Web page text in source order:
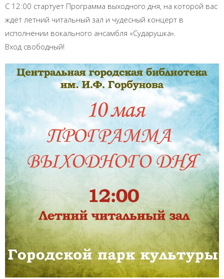
С 12:00 стартует Программа выходного дня, на которой вас
ждёт летний читальный зал и чудесный концерт в
исполнении вокального ансамбля «Сударушка».
Вход свободный!